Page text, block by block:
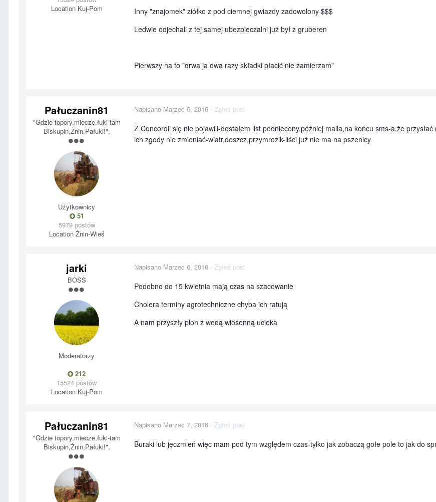
LocationKuj-Pom
Inny "znajomek" ziółko z pod ciemnej gwiazdy zadowolony $$$
Ledwie odjechali z tej samej ubezpieczalni już był z gruberen
Pierwszy na to "qrwa ja dwa razy składki płacić nie zamierzam"
Pałuczanin81
"Gdzie topory,miecze,łuki-tam
Biskupin,Żnin,Pałuki!",
Użytkownicy
51
5979 postów
LocationŻnin-Wieś
Napisano Marzec 6, 2016 · Zgłoś post
Z Concordii się nie pojawili-dostałem list podniecony,później maila,na końcu sms-a,że
ich zgody nie zmieniać-wiatr,deszcz,przymrozik-liści już nie ma na pszenicy
jarki
BOSS
Moderatorzy
212
15524 postów
LocationKuj-Pom
Napisano Marzec 6, 2016 · Zgłoś post
Podobno do 15 kwietnia mają czas na szacowanie
Cholera terminy agrotechniczne chyba ich ratują
A nam przyszły plon z wodą wiosenną ucieka
Pałuczanin81
"Gdzie topory,miecze,łuki-tam
Biskupin,Żnin,Pałuki!",
Napisano Marzec 7, 2016 · Zgłoś post
Buraki lub jęczmień więc mam pod tym względem czas-tylko jak zobaczą gołe pole to jak do